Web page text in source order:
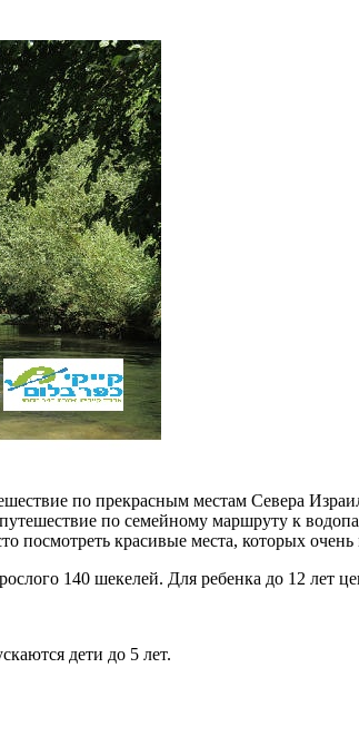
по прекрасным местам Севера
по семейному маршруту к
посмотреть красивые места, которых
140 шекелей. Для ребенка до 12 лет
дети до 5 лет.